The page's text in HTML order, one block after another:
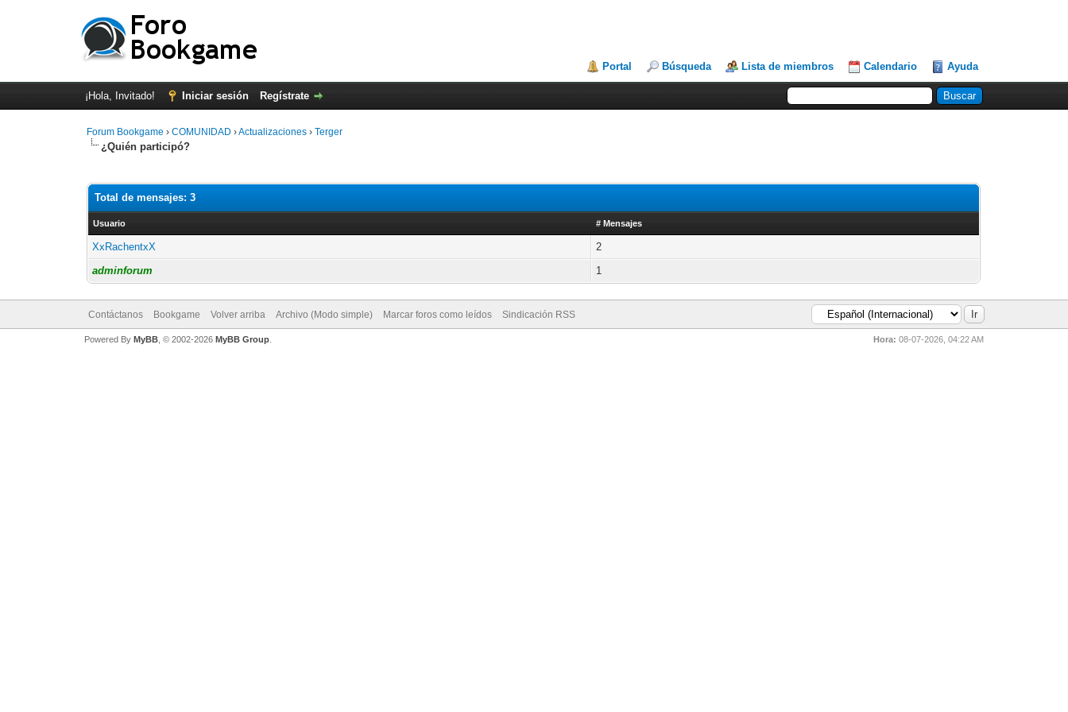
Portal Búsqueda Lista de miembros Calendario Ayuda
¡Hola, Invitado! Iniciar sesión Regístrate
Forum Bookgame ›COMUNIDAD ›Actualizaciones ›Terger
¿Quién participó?
Total de mensajes: 3
Usuario # Mensajes
XxRachentxX
2
adminforum
1
Contáctanos Bookgame Volver arriba Archivo (Modo simple) Marcar foros como leídos Sindicación RSS
Hora: 08-07-2026, 04:22 AM
Powered By MyBB, © 2002-2026 MyBB Group.